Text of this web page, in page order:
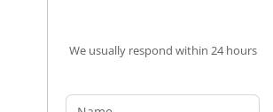
We usually respond within 24 hours